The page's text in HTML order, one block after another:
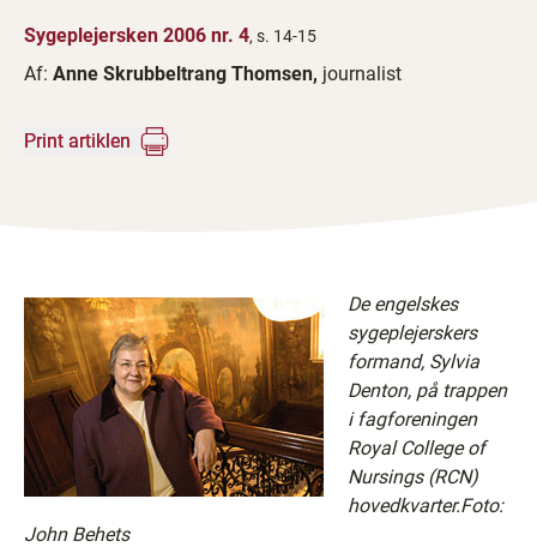
Sygeplejersken 2006 nr. 4, s. 14-15
Af: Anne Skrubbeltrang Thomsen, journalist
Print artiklen
De engelskes
sygeplejerskers
formand, Sylvia
Denton, på trappen
i fagforeningen
Royal College of
Nursings (RCN)
hovedkvarter.Foto:
John Behets